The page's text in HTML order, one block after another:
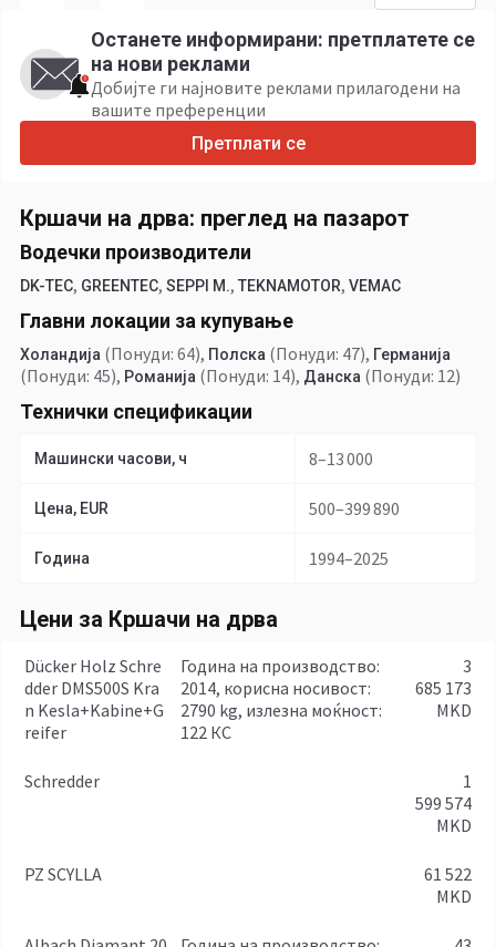
Останете информирани: претплатете се
на нови реклами
Добијте ги најновите реклами прилагодени на
вашите преференции
Претплати се
Кршачи на дрва: преглед на пазарот
Водечки производители
DK-TEC, GREENTEC, SEPPI M., TEKNAMOTOR, VEMAC
Главни локации за купување
Холандија (Понуди: 64), Полска (Понуди: 47), Германија
(Понуди: 45), Романија (Понуди: 14), Данска (Понуди: 12)
Технички спецификации
Машински часови, ч 8–13 000
Цена, EUR 500–399 890
Година 1994–2025
Цени за Кршачи на дрва
Dücker Holz Schre
dder DMS500S Kra
n Kesla+Kabine+G
reifer
година на производство:
2014, корисна носивост:
2790 kg, излезна моќност:
122 КС
3
685 173
MKD
Schredder
1
599 574
MKD
PZ SCYLLA
61 522
MKD